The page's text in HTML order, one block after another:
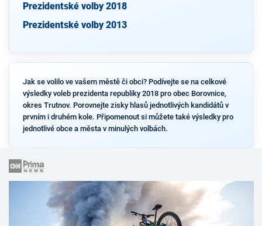
Prezidentské volby 2018
Prezidentské volby 2013
Jak se volilo ve vašem městě či obci? Podívejte se na celkové
výsledky voleb prezidenta republiky 2018 pro obec Borovnice,
okres Trutnov. Porovnejte zisky hlasů jednotlivých kandidátů v
prvním i druhém kole. Připomenout si můžete také výsledky pro
jednotlivé obce a města v minulých volbách.